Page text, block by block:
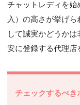
チャットレディを始
入）の高さが挙げ
して誠実かどうか
安に登録する代理店
チェックするべき